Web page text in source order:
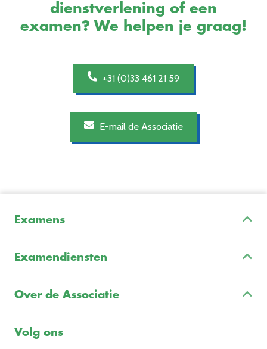
dienstverlening of een
examen? We helpen je graag!
+31 (0)33 461 21 59
E-mail de Associatie
Examens
Examenreglement
Examendiensten
Over de Associatie
Freelance opdrachten
Volg ons